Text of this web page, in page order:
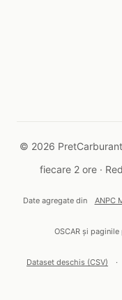
© 2026
fiecare 2 ore ·
Date agregate din ANPC
OSCAR și
Dataset deschis (CSV) ·